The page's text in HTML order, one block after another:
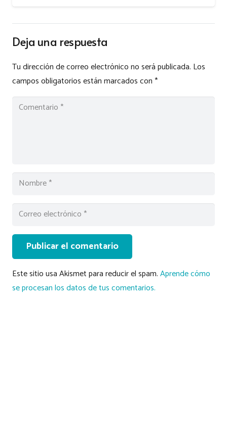
Deja una respuesta
Tu dirección de correo electrónico no será publicada. Los
campos obligatorios están marcados con*
Publicar el comentario
Este sitio usa Akismet para reducir el spam.Aprende cómo
se procesan los datos de tus comentarios.